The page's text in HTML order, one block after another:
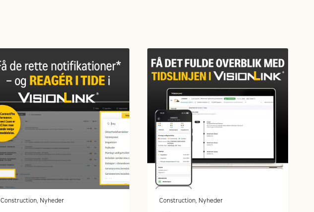
Construction, Nyheder Construction, Nyheder